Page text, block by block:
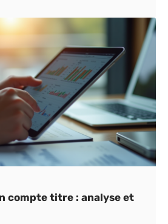
compte titre : analyse et